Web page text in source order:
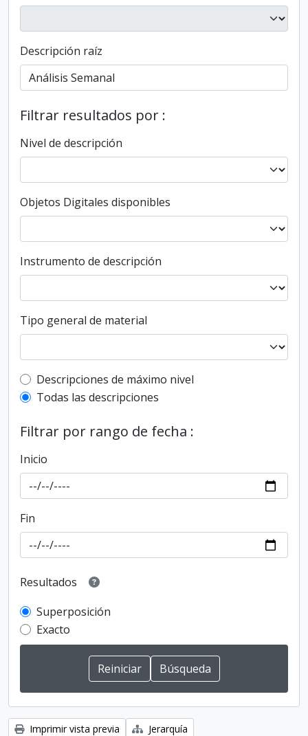
Descripción raíz
Filtrar resultados por :
Nivel de descripción
Objetos Digitales disponibles
Instrumento de descripción
Tipo general de material
Top-level description filter
Descripciones de máximo nivel
Todas las descripciones
Filtrar por rango de fecha :
Inicio
Fin
Resultados
Superposición
Exacto
Imprimir vista previa Jerarquía